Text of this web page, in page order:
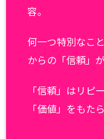
容。
何一つ特別なこ
からの「信頼」
「信頼」はリピ
「価値」をもた